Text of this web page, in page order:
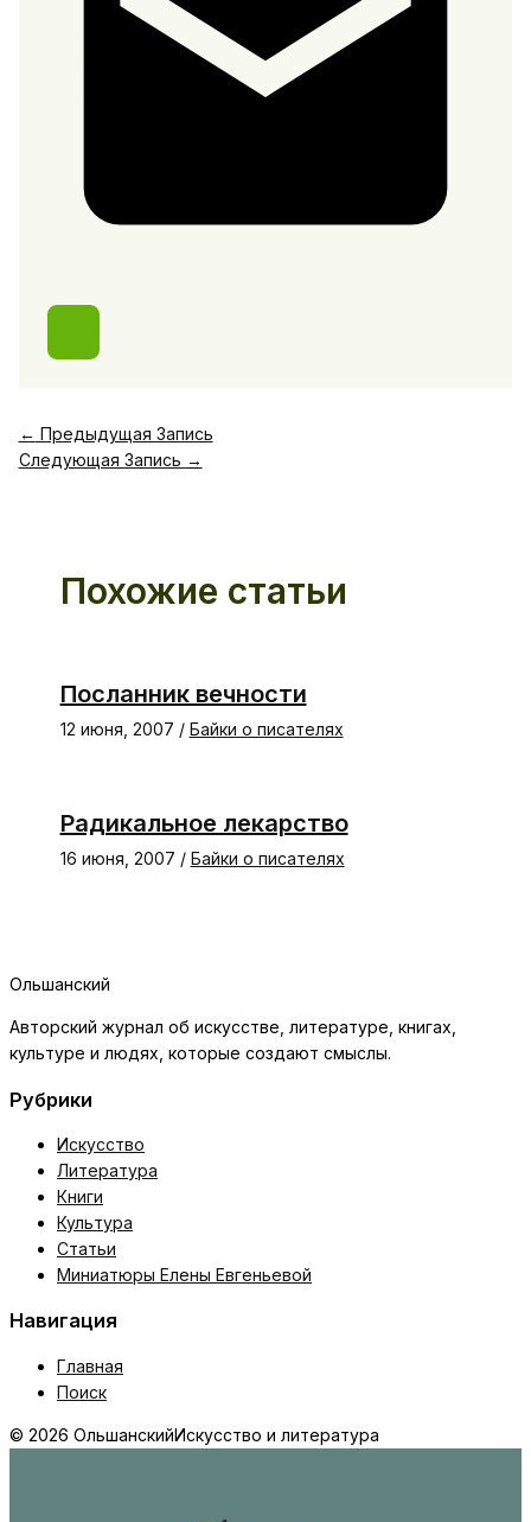
← Предыдущая Запись
Следующая Запись →
Похожие статьи
Посланник вечности
12 июня, 2007 / Байки о писателях
Радикальное лекарство
16 июня, 2007 / Байки о писателях
Ольшанский
Авторский журнал об искусстве, литературе, книгах,
культуре и людях, которые создают смыслы.
Рубрики
Искусство
Литература
Книги
Культура
Статьи
Миниатюры Елены Евгеньевой
Навигация
Главная
Поиск
© 2026 ОльшанскийИскусство и литература